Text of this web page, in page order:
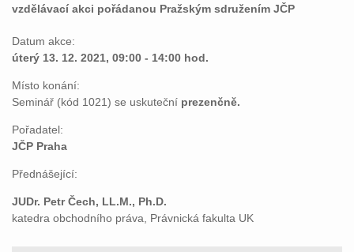
vzdělávací akci pořádanou Pražským sdružením JČP
Datum akce:
úterý 13. 12. 2021, 09:00 - 14:00 hod.
Místo konání:
Seminář (kód 1021) se uskuteční prezenčně.
Pořadatel:
JČP Praha
Přednášející:
JUDr. Petr Čech, LL.M., Ph.D.
katedra obchodního práva, Právnická fakulta UK